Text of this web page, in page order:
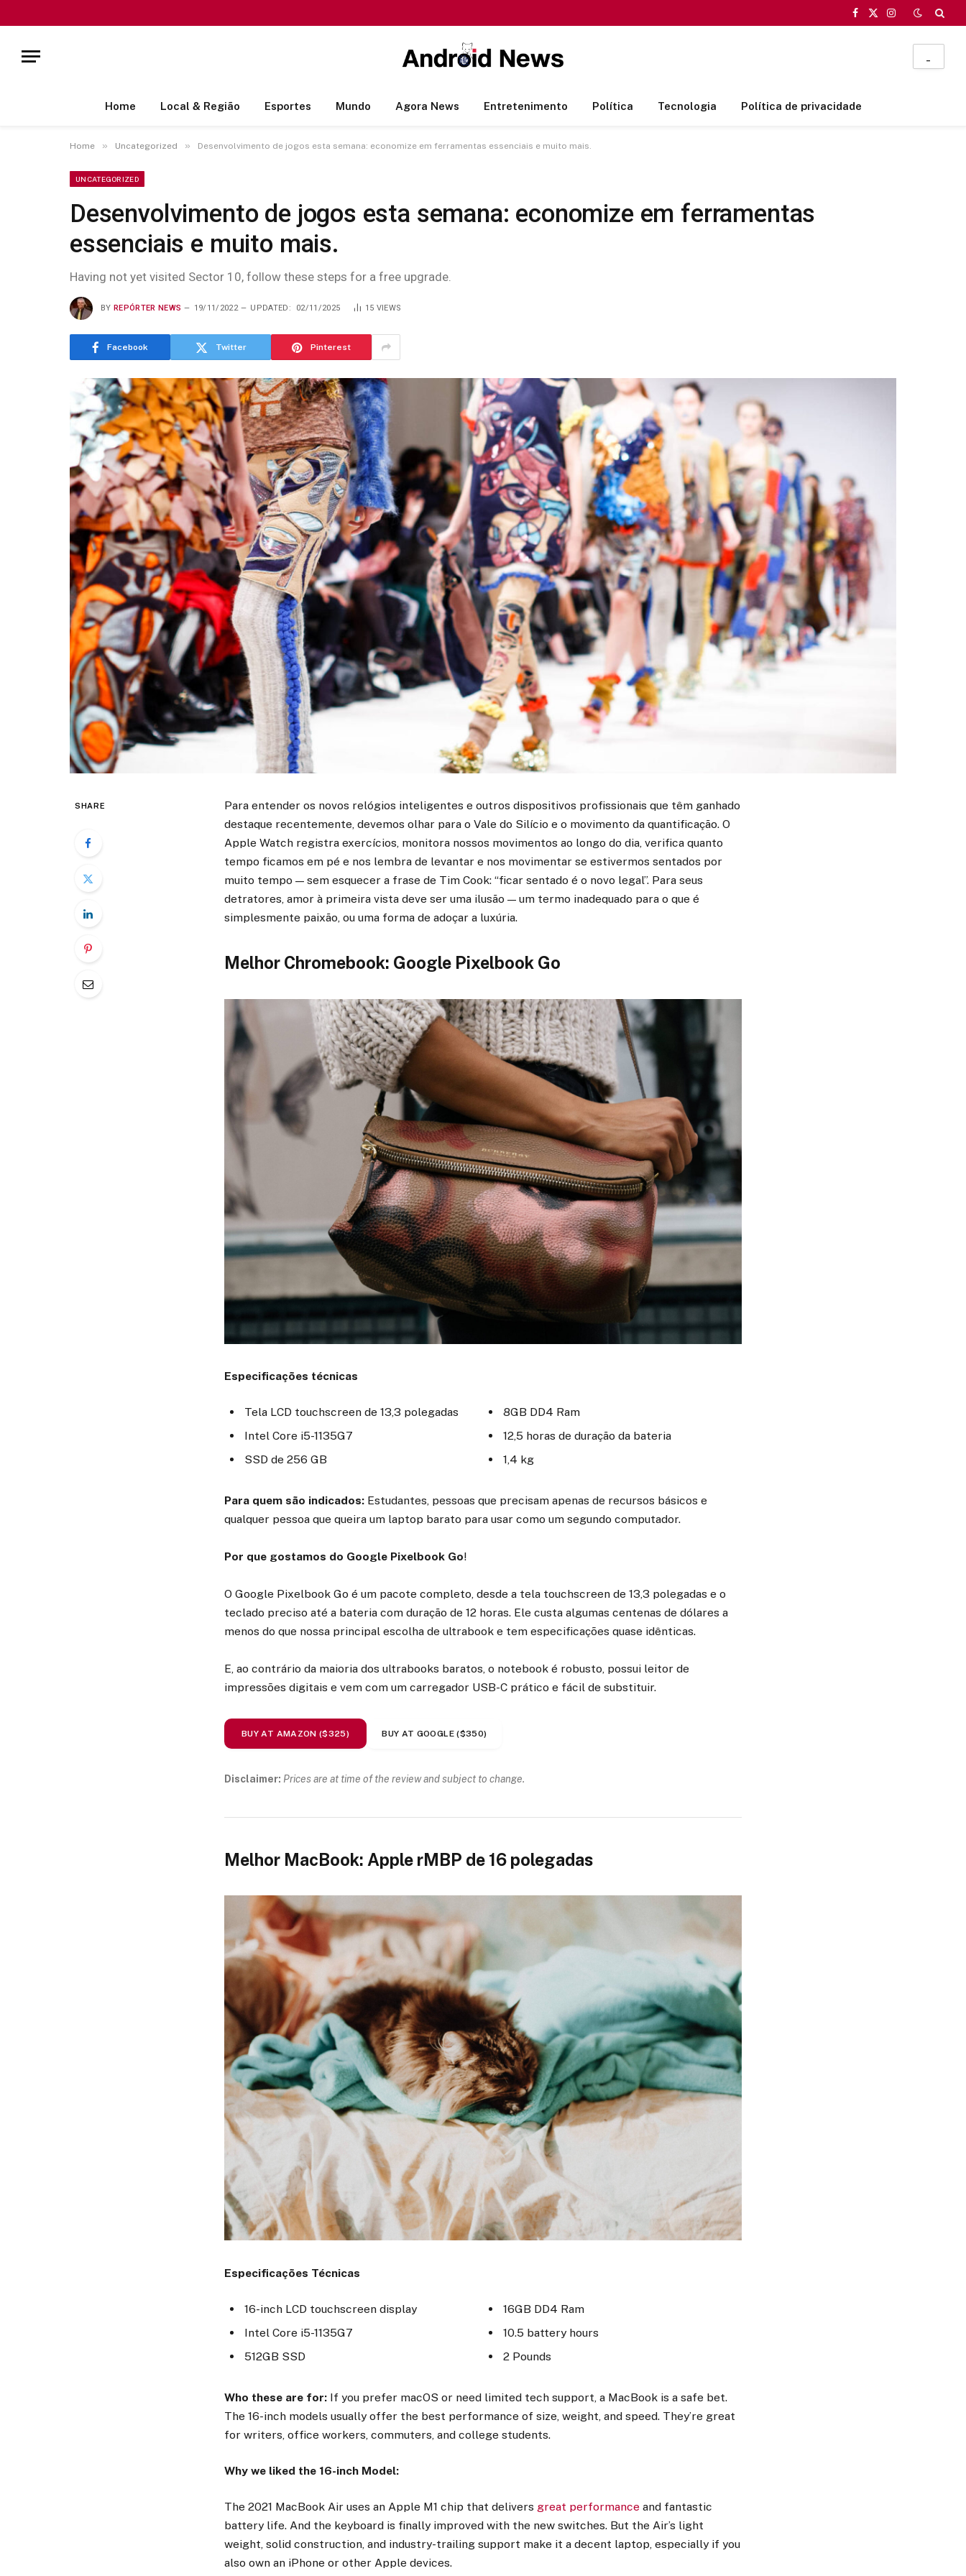
Facebook
X
Instagram
Home Local & Região Esportes Mundo Agora News Entretenimento Política Tecnologia Política de privacidade
Home » Uncategorized » Desenvolvimento de jogos esta semana: economize em ferramentas essenciais e muito mais.
UNCATEGORIZED
Desenvolvimento de jogos esta semana: economize em ferramentas
essenciais e muito mais.
Having not yet visited Sector 10, follow these steps for a free upgrade.
BY REPÓRTER NEWS 19/11/2022 UPDATED: 02/11/2025 15 VIEWS
Facebook Twitter Pinterest
SHARE
Para entender os novos relógios inteligentes e outros dispositivos profissionais que têm ganhado
destaque recentemente, devemos olhar para o Vale do Silício e o movimento da quantificação. O
Apple Watch registra exercícios, monitora nossos movimentos ao longo do dia, verifica quanto
tempo ficamos em pé e nos lembra de levantar e nos movimentar se estivermos sentados por
muito tempo — sem esquecer a frase de Tim Cook: “ficar sentado é o novo legal”. Para seus
detratores, amor à primeira vista deve ser uma ilusão — um termo inadequado para o que é
simplesmente paixão, ou uma forma de adoçar a luxúria.
Melhor Chromebook: Google Pixelbook Go
Especificações técnicas
Tela LCD touchscreen de 13,3 polegadas
Intel Core i5-1135G7
SSD de 256 GB
8GB DD4 Ram
12,5 horas de duração da bateria
1,4 kg
Para quem são indicados: Estudantes, pessoas que precisam apenas de recursos básicos e
qualquer pessoa que queira um laptop barato para usar como um segundo computador.
Por que gostamos do Google Pixelbook Go!
O Google Pixelbook Go é um pacote completo, desde a tela touchscreen de 13,3 polegadas e o
teclado preciso até a bateria com duração de 12 horas. Ele custa algumas centenas de dólares a
menos do que nossa principal escolha de ultrabook e tem especificações quase idênticas.
E, ao contrário da maioria dos ultrabooks baratos, o notebook é robusto, possui leitor de
impressões digitais e vem com um carregador USB-C prático e fácil de substituir.
BUY AT AMAZON ($325) BUY AT GOOGLE ($350)
Disclaimer: Prices are at time of the review and subject to change.
Melhor MacBook: Apple rMBP de 16 polegadas
Especificações Técnicas
16-inch LCD touchscreen display
Intel Core i5-1135G7
512GB SSD
16GB DD4 Ram
10.5 battery hours
2 Pounds
Who these are for: If you prefer macOS or need limited tech support, a MacBook is a safe bet.
The 16-inch models usually offer the best performance of size, weight, and speed. They’re great
for writers, office workers, commuters, and college students.
Why we liked the 16-inch Model:
The 2021 MacBook Air uses an Apple M1 chip that delivers great performance and fantastic
battery life. And the keyboard is finally improved with the new switches. But the Air’s light
weight, solid construction, and industry-trailing support make it a decent laptop, especially if you
also own an iPhone or other Apple devices.